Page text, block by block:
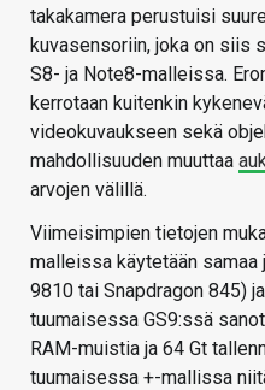
takakamera perustuisi
kuvasensoriin, joka on siis
S8- ja Note8-malleissa.
kerrotaan kuitenkin
videokuvaukseen sekä
mahdollisuuden muuttaa
arvojen välillä.
Viimeisimpien tietojen
malleissa käytetään
9810 tai Snapdragon 845)
tuumaisessa GS9:ssä
RAM-muistia ja 64 Gt
tuumaisessa +-mallissa